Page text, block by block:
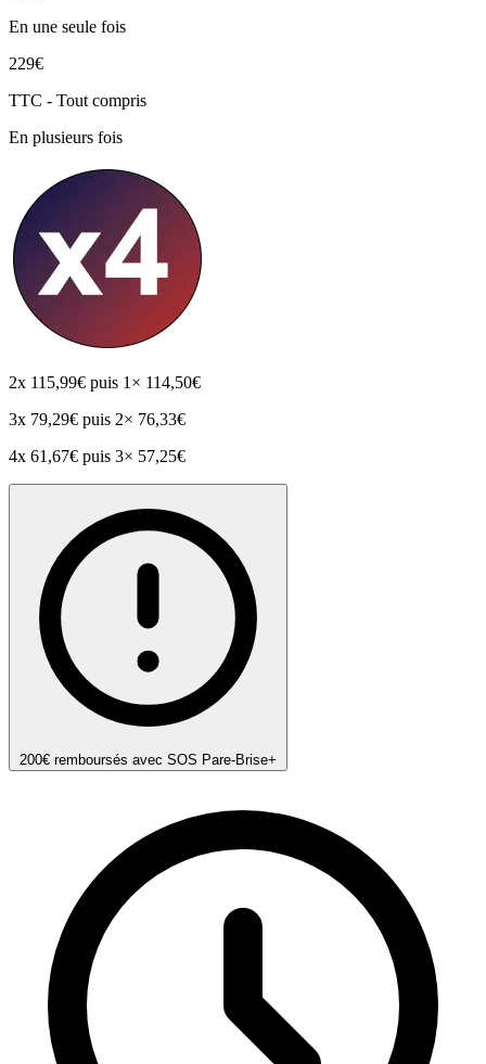
En une seule fois
229€
TTC - Tout compris
En plusieurs fois
2x 115,99€ puis 1× 114,50€
3x 79,29€ puis 2× 76,33€
4x 61,67€ puis 3× 57,25€
200€ remboursés avec SOS Pare-Brise+